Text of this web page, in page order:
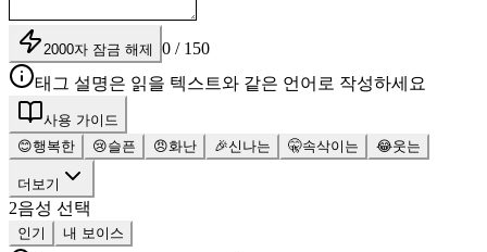
2000자 잠금 해제
0 / 150
태그 설명은 읽을 텍스트와 같은 언어로 작성하세요
사용 가이드
😊행복한 😢슬픈 😠화난 🎉신나는 🤫속삭이는 😂웃는
더보기
2음성 선택
인기 내 보이스